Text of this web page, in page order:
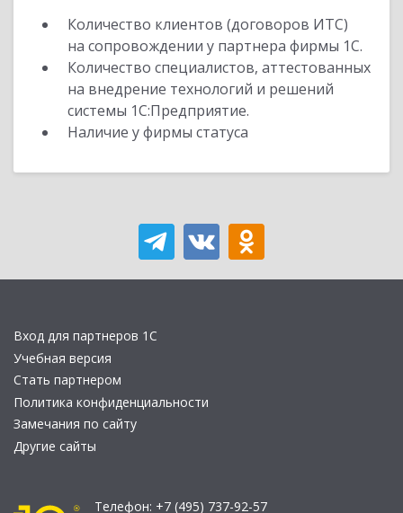
Количество клиентов (договоров ИТС)
на сопровождении у партнера фирмы 1С.
Количество специалистов, аттестованных
на внедрение технологий и решений
системы 1С:Предприятие.
Наличие у фирмы статуса
Вход для партнеров 1С
Учебная версия
Стать партнером
Политика конфиденциальности
Замечания по сайту
Другие сайты
Телефон: +7 (495) 737-92-57